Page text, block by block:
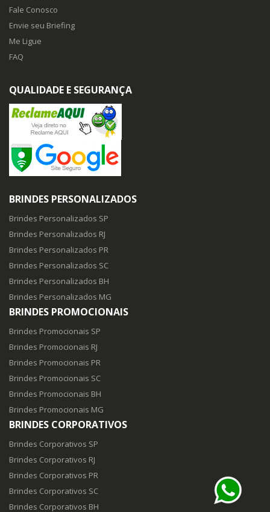
Fale Conosco
Envie seu Briefing
Me Ligue
FAQ
QUALIDADE E SEGURANÇA
BRINDES PERSONALIZADOS
Brindes Personalizados SP
Brindes Personalizados RJ
Brindes Personalizados PR
Brindes Personalizados SC
Brindes Personalizados BH
Brindes Personalizados MG
BRINDES PROMOCIONAIS
Brindes Promocionais SP
Brindes Promocionais RJ
Brindes Promocionais PR
Brindes Promocionais SC
Brindes Promocionais BH
Brindes Promocionais MG
BRINDES CORPORATIVOS
Brindes Corporativos SP
Brindes Corporativos RJ
Brindes Corporativos PR
Brindes Corporativos SC
Brindes Corporativos BH